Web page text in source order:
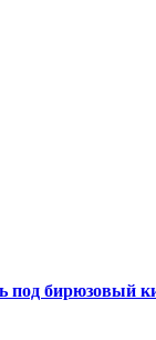
под бирюзовый